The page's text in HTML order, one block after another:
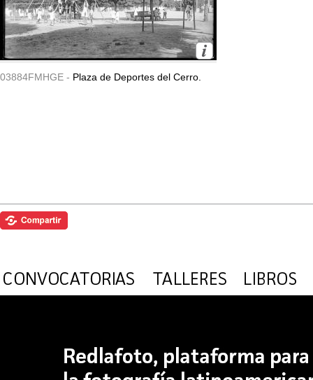
03884FMHGE - Plaza de Deportes del Cerro.